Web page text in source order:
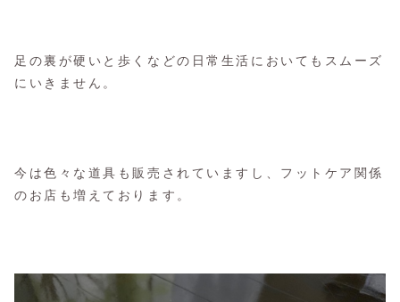
足の裏が硬いと歩くなどの日常生活においてもスムーズ
にいきません。
今は色々な道具も販売されていますし、フットケア関係
のお店も増えております。